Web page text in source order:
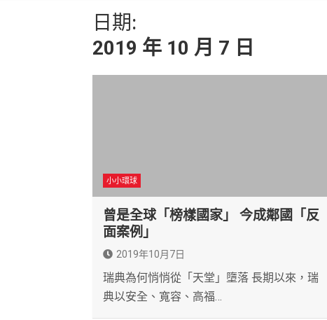
日期:
2019 年 10 月 7 日
小小環球
曾是全球「榜樣國家」 今成鄰國「反
面案例」
2019年10月7日
瑞典為何悄悄從「天堂」墮落 長期以來，瑞
典以安全、寬容、高福…